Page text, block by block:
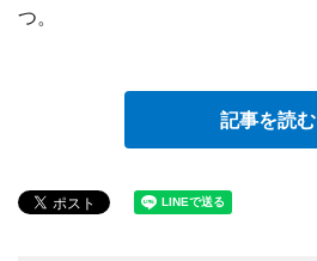
つ。
記事を読む